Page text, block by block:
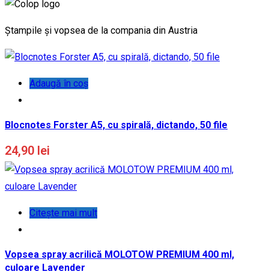
Ștampile și vopsea de la compania din Austria
Adaugă în coș
Blocnotes Forster A5, cu spirală, dictando, 50 file
24,90 lei
Citește mai mult
Vopsea spray acrilică MOLOTOW PREMIUM 400 ml,
culoare Lavender